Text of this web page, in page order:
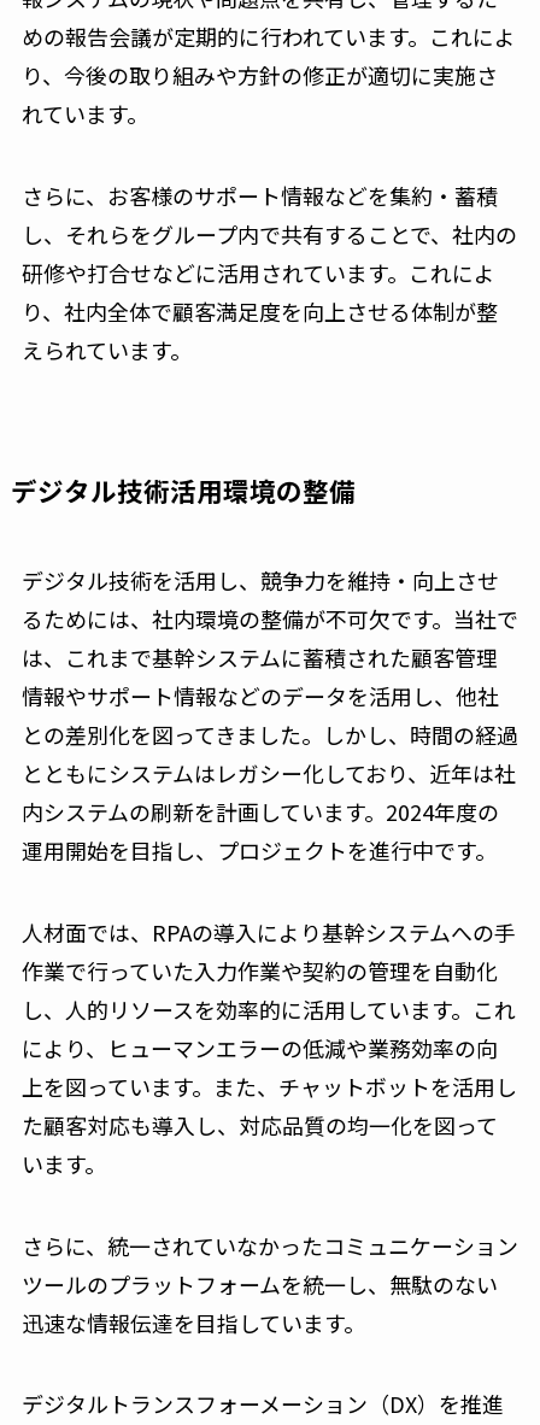
めの報告会議が定期的に行われています。これによ
り、今後の取り組みや方針の修正が適切に実施さ
れています。
さらに、お客様のサポート情報などを集約・蓄積
し、それらをグループ内で共有することで、社内の
研修や打合せなどに活用されています。これによ
り、社内全体で顧客満足度を向上させる体制が整
えられています。
デジタル技術活用環境の整備
デジタル技術を活用し、競争力を維持・向上させ
るためには、社内環境の整備が不可欠です。当社で
は、これまで基幹システムに蓄積された顧客管理
情報やサポート情報などのデータを活用し、他社
との差別化を図ってきました。しかし、時間の経過
とともにシステムはレガシー化しており、近年は社
内システムの刷新を計画しています。2024年度の
運用開始を目指し、プロジェクトを進行中です。
人材面では、RPAの導入により基幹システムへの手
作業で行っていた入力作業や契約の管理を自動化
し、人的リソースを効率的に活用しています。これ
により、ヒューマンエラーの低減や業務効率の向
上を図っています。また、チャットボットを活用し
た顧客対応も導入し、対応品質の均一化を図って
います。
さらに、統一されていなかったコミュニケーション
ツールのプラットフォームを統一し、無駄のない
迅速な情報伝達を目指しています。
デジタルトランスフォーメーション（DX）を推進